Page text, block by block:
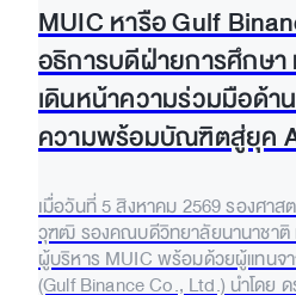
MUIC หารือ Gulf
อธิการบดีฝ่ายการศึกษ
เดินหน้าความร่วมมือด้า
ความพร้อมบัณฑิตสู่ยุค
เมื่อวันที่ 5 สิงหาคม 2569 รองศาส
วุฑฒิ รองคณบดีวิทยาลัยนานาชา
ผู้บริหาร MUIC พร้อมด้วยผู้แทนจ
(Gulf Binance Co., Ltd.) นำโดย